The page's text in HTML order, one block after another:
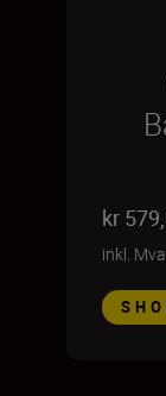
kr
inkl.